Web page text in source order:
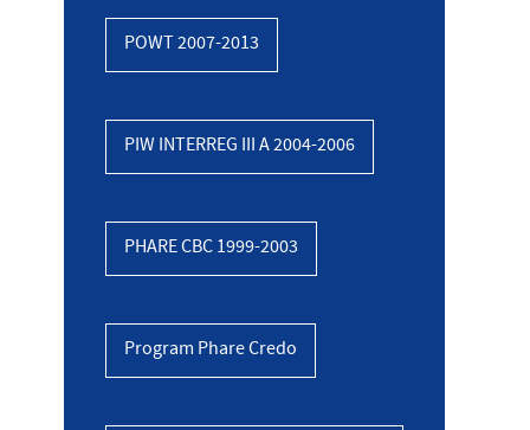
POWT 2007-2013
PIW INTERREG III A 2004-2006
PHARE CBC 1999-2003
Program Phare Credo